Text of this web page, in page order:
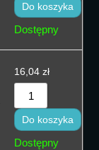
Do koszyka
Dostępny
16,04 zł
Do koszyka
Dostępny